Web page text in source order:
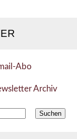
Abo
Archiv